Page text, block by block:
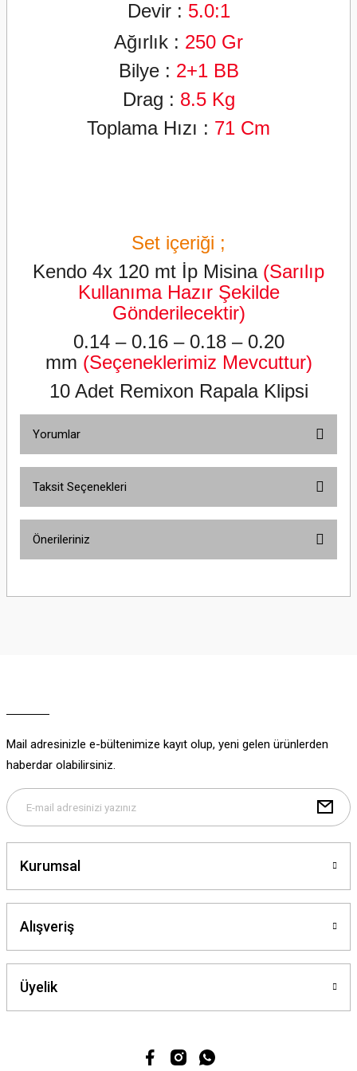
Devir : 5.0:1
Ağırlık : 250 Gr
Bilye : 2+1BB
Drag : 8.5 Kg
Toplama Hızı : 71 Cm
Set içeriği ;
Kendo 4x 120 mt İp Misina (Sarılıp
Kullanıma Hazır Şekilde
Gönderilecektir)
0.14 –0.16 – 0.18 – 0.20
mm (Seçeneklerimiz Mevcuttur)
10 Adet Remixon Rapala Klipsi
Yorumlar
Taksit Seçenekleri
Önerileriniz
yetersiz gördüğünüz noktaları öneri formunu kullanarak tarafımıza
Bu ürüne benzer farklı alternatifler olmalı.
Mail adresinizle e-bültenimize kayıt olup, yeni gelen ürünlerden
haberdar olabilirsiniz.
Kurumsal
Alışveriş
Üyelik